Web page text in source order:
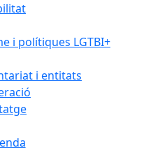
i polítiques LGTBI+
i entitats